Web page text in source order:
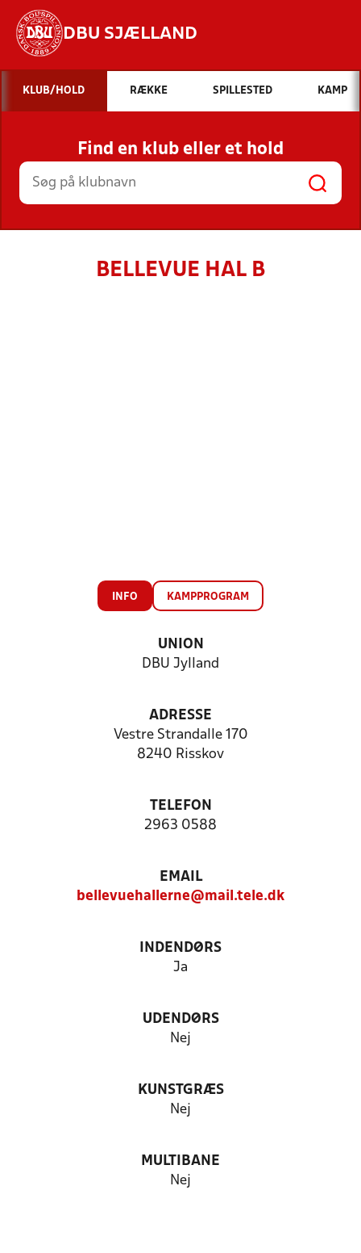
DBU SJÆLLAND
Hvad vil du søge efter?
INDHOLD OG NYHEDER
STILLINGER, RESULTATER, KLUBBER OG
HOLD
KLUB/HOLD RÆKKE SPILLESTED KAMP
Find en klub eller et hold
BELLEVUE HAL B
INFO KAMPPROGRAM
UNION
DBU Jylland
ADRESSE
Vestre Strandalle 170
8240 Risskov
TELEFON
2963 0588
EMAIL
bellevuehallerne@mail.tele.dk
INDENDØRS
Ja
UDENDØRS
Nej
KUNSTGRÆS
Nej
MULTIBANE
Nej